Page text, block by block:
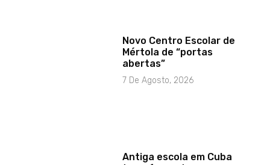
Novo Centro Escolar de
Mértola de “portas
abertas”
7 De Agosto, 2026
Antiga escola em Cuba